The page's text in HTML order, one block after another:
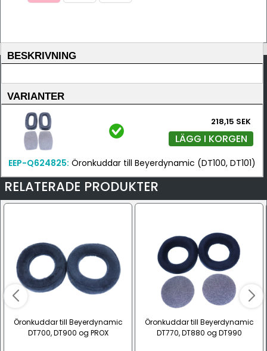
BESKRIVNING
VARIANTER
218,15 SEK
LÄGG I KORGEN
EEP-Q624825: Öronkuddar till Beyerdynamic (DT100, DT101)
RELATERADE PRODUKTER
Öronkuddar till Beyerdynamic
DT700, DT900 og PROX
Öronkuddar till Beyerdynamic
DT770, DT880 og DT990